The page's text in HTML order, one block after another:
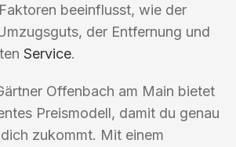
beeinflusst, wie der
der Entfernung und
Service.
Offenbach am Main bietet
Preismodell, damit du genau
zukommt. Mit einem